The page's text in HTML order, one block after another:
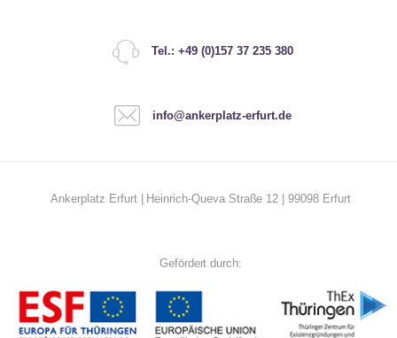
Tel.: +49 (0)157 37 235 380
info@ankerplatz-erfurt.de
Ankerplatz Erfurt | Heinrich-Queva Straße 12 | 99098 Erfurt
Gefördert durch: